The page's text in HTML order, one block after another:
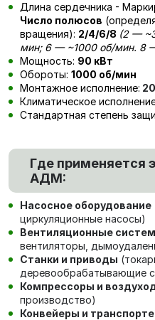
Длина сердечника -
Число полюсов
вращения): 2/4/6/8 (2—
мин; 6 — ~1000 об/мин. 8
Мощность: 90 кВт
Обороты: 1000 об/мин
Монтажное исполнение:
Климатическое
Стандартная степень
Где применяется
АДМ:
Насосное оборудование
циркуляционные насосы)
Вентиляционные
вентиляторы,
Станки и приводы
деревообрабатывающие
Компрессоры и
производство)
Конвейеры и